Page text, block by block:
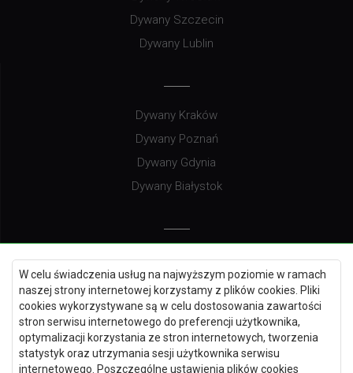
W celu świadczenia usług na najwyższym poziomie w ramach
naszej strony internetowej korzystamy z plików cookies. Pliki
cookies wykorzystywane są w celu dostosowania zawartości
stron serwisu internetowego do preferencji użytkownika,
optymalizacji korzystania ze stron internetowych, tworzenia
statystyk oraz utrzymania sesji użytkownika serwisu
internetowego. Poszczególne ustawienia plików cookies
Dywany Szczecin
Dywany Lublin
Dywany Kraków
Dywany Poznań
Dywany Gdynia
Dywany Białystok
Dywany Kielce
Dywany Gdańsk
Dywany Toruń
Dywany Bydgoszcz